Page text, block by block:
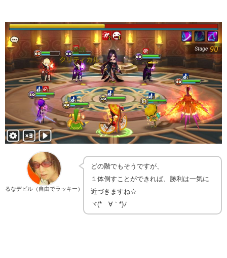
るなデビル（自由でラッキー）
どの階でもそうですが、
１体倒すことができれば、勝利は一気に
近づきますね☆
ヾ(*´∀｀*)ﾉ